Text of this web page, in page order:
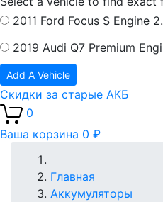
2011 Ford Focus S Engine
2019 Audi Q7 Premium
Add A Vehicle
Скидки за старые АКБ
0
Ваша корзина 0 ₽
Главная
Аккумуляторы